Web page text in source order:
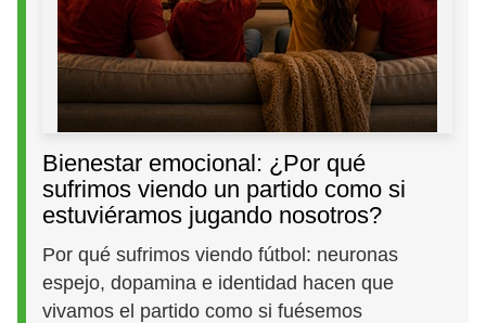
Bienestar emocional: ¿Por qué
sufrimos viendo un partido como si
estuviéramos jugando nosotros?
Por qué sufrimos viendo fútbol: neuronas
espejo, dopamina e identidad hacen que
vivamos el partido como si fuésemos